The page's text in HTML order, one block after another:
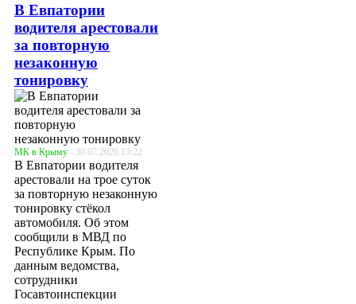
В Евпатории
водителя арестовали
за повторную
незаконную
тонировку
МК в Крыму - 30.07.2026 13:22
В Евпатории водителя
арестовали на трое суток
за повторную незаконную
тонировку стёкол
автомобиля. Об этом
сообщили в МВД по
Республике Крым. По
данным ведомства,
сотрудники
Госавтоинспекции